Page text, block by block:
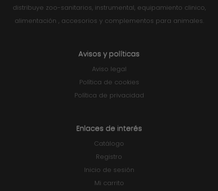
distribuye zoo-sanitarios, instrumental, equipamiento clinico,
alimentación , accesorios y complementos para animales.
Avisos y políticas
Aviso legal
Política de cookies
Política de privacidad
Enlaces de interés
Catálogo
Registro
Inicio de sesión
Mi carrito